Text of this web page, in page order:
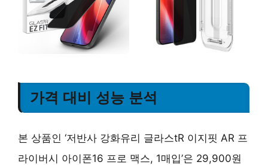
가격 대비 성능 분석
본 상품인 ‘저반사 강화유리 글라스tR 이지핏 AR 프
라이버시 아이폰16 프로 맥스, 1매입’은 29,900원